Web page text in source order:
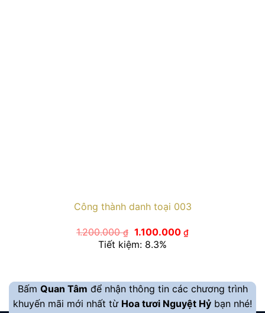
Công thành danh toại 003
1.200.000₫ Giá
gốc
là:
1.100.000 ₫Giá
hiện
Tiết kiệm: 8.3%
Bấm Quan Tâm để nhận thông tin các chương trình
khuyến mãi mới nhất từ Hoa tươi Nguyệt Hỷ bạn nhé!